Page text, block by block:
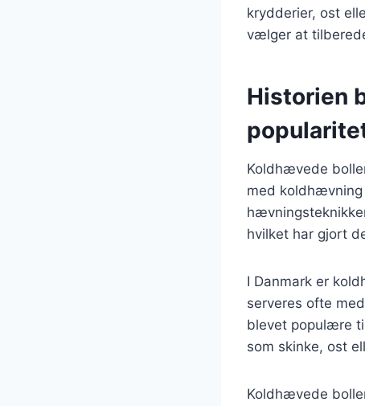
krydderier, ost
vælger at
Historien
Koldhævede
med
hvilket har gjort
I Danmark er
serveres ofte
blevet populære
som skinke, ost
Koldhævede